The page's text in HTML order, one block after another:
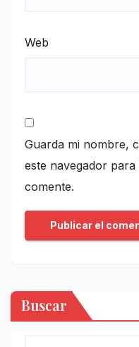
Web
Guarda mi nombre,
este navegador
comente.
Buscar